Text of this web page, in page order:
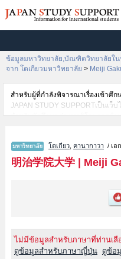
ข้อมูลมหาวิทยาลัย,บัณฑิตวิทยาลัยใน
จาก โตเกียวมหาวิทยาลัย > Meiji
สำหรับผู้ที่กำลังพิจารณาเรื่องเข้าศึ
JAPAN STUDY SUPPORTเป็นเ
สำหรับนักศึกษาต่างชาติโดยการดำ
of EconomicsหรือคณะFaculty of
of LawหรือคณะFaculty of
PsychologyหรือคณะFaculty of
เว็บไซต์นี้เพื่อการค้นหาข้อมูลตามอั
ศึกษาระดับมหาวิทยาลัย,บัณฑิตวิท
โตเกียว คานากาวา / เอ
明治学院大学| Meiji
ไม่มีข้อมูลสำหรับภาษาที่ท่านเลื
ดูข้อมูลสำหรับภาษาญี่ปุ่น
ดูข้อ